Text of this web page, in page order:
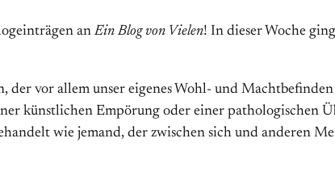
an Ein Blog von Vielen! In dieser Woche
vor allem unser eigenes Wohl- und Machtbefinden
künstlichen Empörung oder einer pathologischen
wie jemand, der zwischen sich und anderen